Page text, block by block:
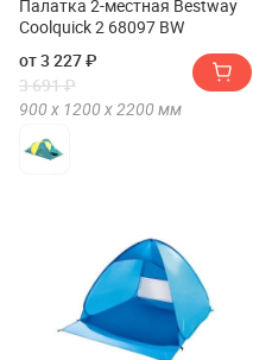
Палатка 2-местная Bestway
Coolquick 2 68097 BW
от 3 227 ₽
3 691 ₽
900 х 1200 х2200 мм